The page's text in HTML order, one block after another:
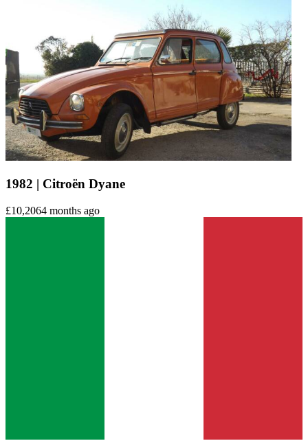
1982 | Citroën Dyane
£10,2064 months ago